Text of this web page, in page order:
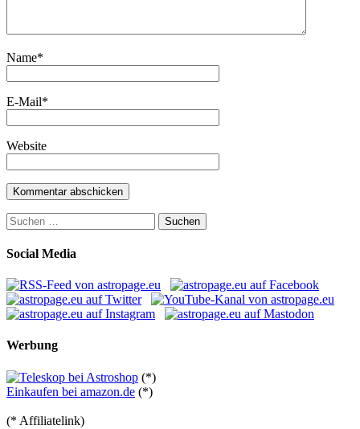
Name*
E-Mail*
Website
Suchen
nach:
Social Media
Werbung
(*)
Einkaufen bei amazon.de (*)
(* Affiliatelink)